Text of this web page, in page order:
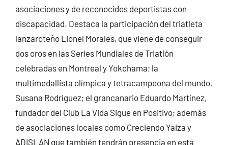
asociaciones y de reconocidos deportistas con
discapacidad. Destaca la participación del triatleta
lanzaroteño Lionel Morales, que viene de conseguir
dos oros en las Series Mundiales de Triatlón
celebradas en Montreal y Yokohama; la
multimedallista olímpica y tetracampeona del mundo,
Susana Rodríguez; el grancanario Eduardo Martínez,
fundador del Club La Vida Sigue en Positivo; además
de asociaciones locales como Creciendo Yaiza y
ADISLAN que también tendrán presencia en esta